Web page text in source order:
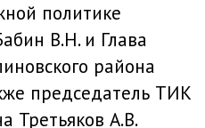
политике
В.Н. и Глава
района
председатель ТИК
Третьяков А.В.